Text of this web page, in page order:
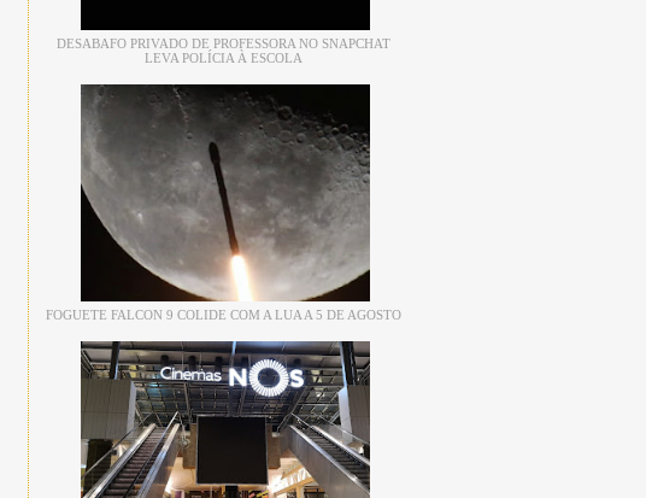
DESABAFO PRIVADO DE PROFESSORA NO SNAPCHAT
LEVA POLÍCIA À ESCOLA
FOGUETE FALCON 9 COLIDE COM A LUA A 5 DE AGOSTO